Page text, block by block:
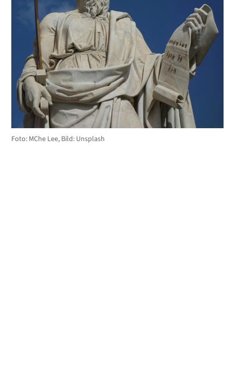
Foto: MChe Lee, Bild: Unsplash